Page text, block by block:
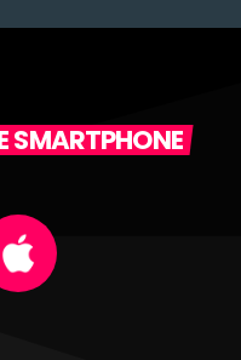
SMARTPHONE